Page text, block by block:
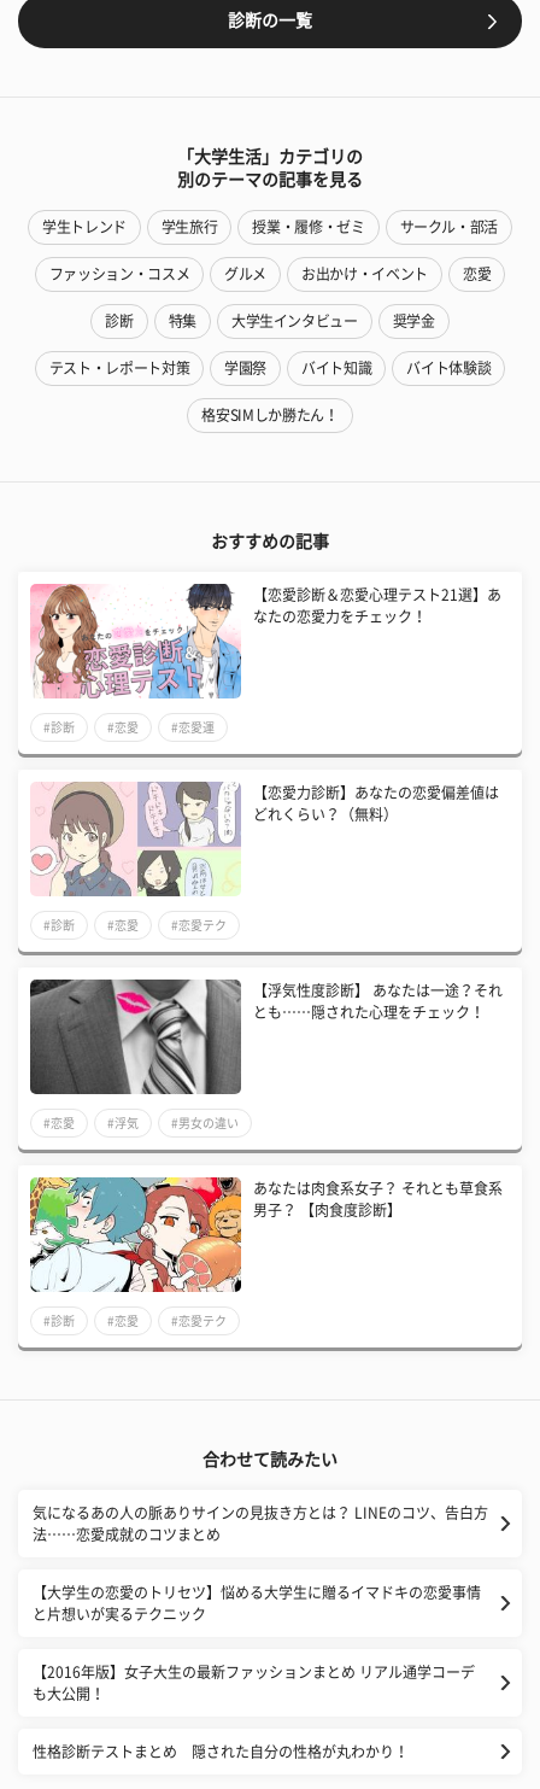
診断の一覧
「大学生活」カテゴリの
別のテーマの記事を見る
学生トレンド 学生旅行 授業・履修・ゼミ サークル・部活
ファッション・コスメ グルメ お出かけ・イベント 恋愛
診断 特集 大学生インタビュー 奨学金
テスト・レポート対策 学園祭 バイト知識 バイト体験談
格安SIMしか勝たん！
おすすめの記事
【恋愛診断＆恋愛心理テスト21選】あ
なたの恋愛力をチェック！
#診断 #恋愛 #恋愛運
【恋愛力診断】あなたの恋愛偏差値は
どれくらい？（無料）
#診断 #恋愛 #恋愛テク
【浮気性度診断】 あなたは一途？それ
とも……隠された心理をチェック！
#恋愛 #浮気 #男女の違い
あなたは肉食系女子？ それとも草食系
男子？ 【肉食度診断】
#診断 #恋愛 #恋愛テク
合わせて読みたい
気になるあの人の脈ありサインの見抜き方とは？ LINEのコツ、告白方
法……恋愛成就のコツまとめ
【大学生の恋愛のトリセツ】悩める大学生に贈るイマドキの恋愛事情
と片想いが実るテクニック
【2016年版】女子大生の最新ファッションまとめ リアル通学コーデ
も大公開！
性格診断テストまとめ 隠された自分の性格が丸わかり！